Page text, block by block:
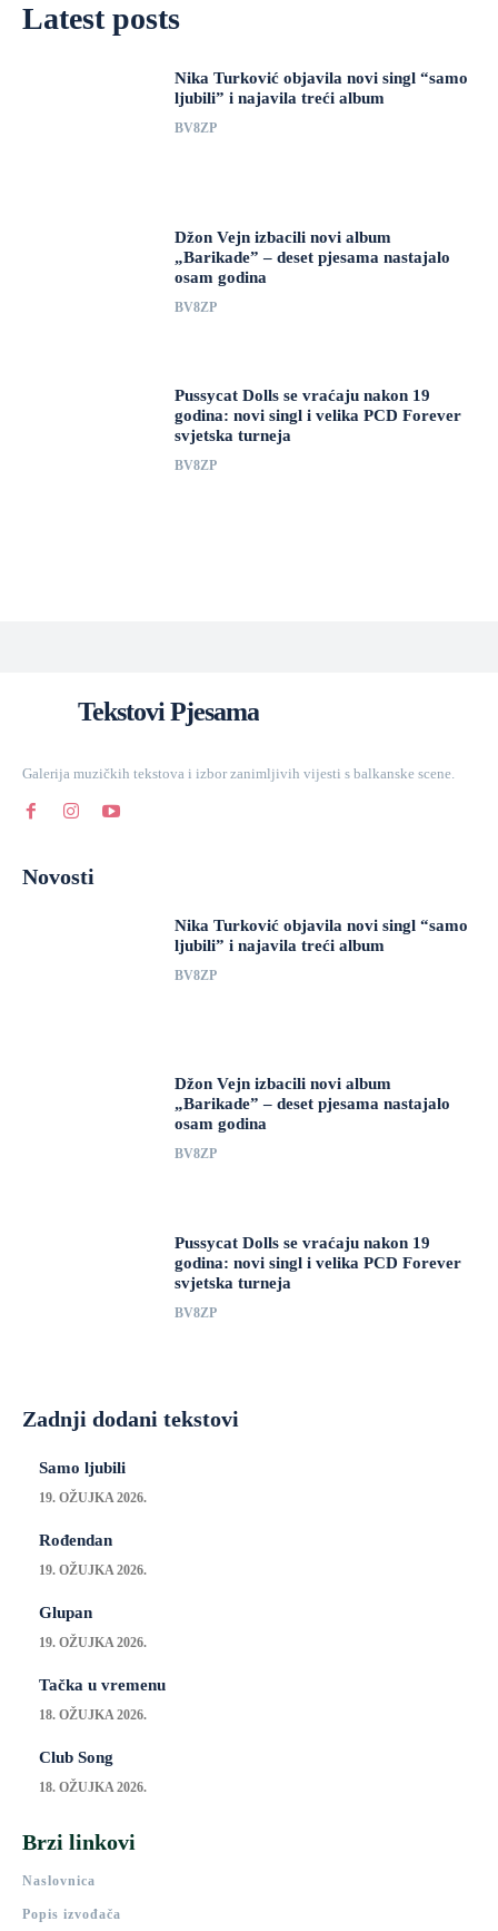
Latest posts
Nika Turković objavila novi singl “samo
ljubili” i najavila treći album
BV8ZP
Džon Vejn izbacili novi album
„Barikade” – deset pjesama nastajalo
osam godina
BV8ZP
Pussycat Dolls se vraćaju nakon 19
godina: novi singl i velika PCD Forever
svjetska turneja
BV8ZP
Tekstovi Pjesama
Galerija muzičkih tekstova i izbor zanimljivih vijesti s balkanske scene.
Novosti
Nika Turković objavila novi singl “samo
ljubili” i najavila treći album
BV8ZP
Džon Vejn izbacili novi album
„Barikade” – deset pjesama nastajalo
osam godina
BV8ZP
Pussycat Dolls se vraćaju nakon 19
godina: novi singl i velika PCD Forever
svjetska turneja
BV8ZP
Zadnji dodani tekstovi
Samo ljubili
19. OŽUJKA 2026.
Rođendan
19. OŽUJKA 2026.
Glupan
19. OŽUJKA 2026.
Tačka u vremenu
18. OŽUJKA 2026.
Club Song
18. OŽUJKA 2026.
Brzi linkovi
Naslovnica
Popis izvođača